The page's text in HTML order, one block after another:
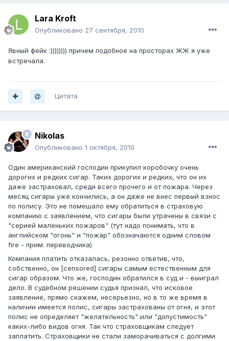
Lara Kroft
Опубликовано 27 сентября, 2010
Явный фейк :)))))))) причем подобное на просторах ЖЖ я уже
встречала.
Цитата
Nikolas
Опубликовано 1 октября, 2010
Один американский господин прикупил коробочку очень
дорогих и редких сигар. Таких дорогих и редких, что он их
даже застраховал, среди всего прочего и от пожара. Через
месяц сигары уже кончились, а он даже не внес первый взнос
по полису. Это не помешало ему обратиться в страховую
компанию с заявлением, что сигары были утрачены в связи с
"серией маленьких пожаров" (тут надо понимать, что в
английском "огонь" и "пожар" обозначаются одним словом
fire - прим. переводчика)
Компания платить отказалась, резонно ответив, что,
собственно, он [censored] сигары самым естественным для
сигар образом. Что же, господин обратился в суд и - выиграл
дело. В судебном решении судья признал, что исковое
заявление, прямо скажем, несерьезно, но в то же время в
наличии имеется полис, сигары застрахованы от огня, и этот
полис не определяет "желательность" или "допустимость"
каких-либо видов огня. Так что страховщикам следует
заплатить. Страховщики не стали заморачиваться с долгими